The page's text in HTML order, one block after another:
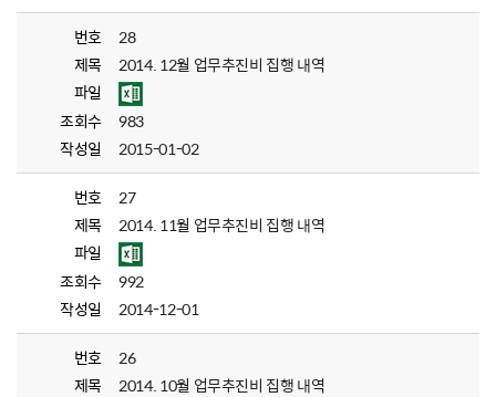
번호
28
제목
2014. 12월 업무추진비 집행 내역
파일
조회수
983
작성일
2015-01-02
번호
27
제목
2014. 11월 업무추진비 집행 내역
파일
조회수
992
작성일
2014-12-01
번호
26
제목
2014. 10월 업무추진비 집행 내역